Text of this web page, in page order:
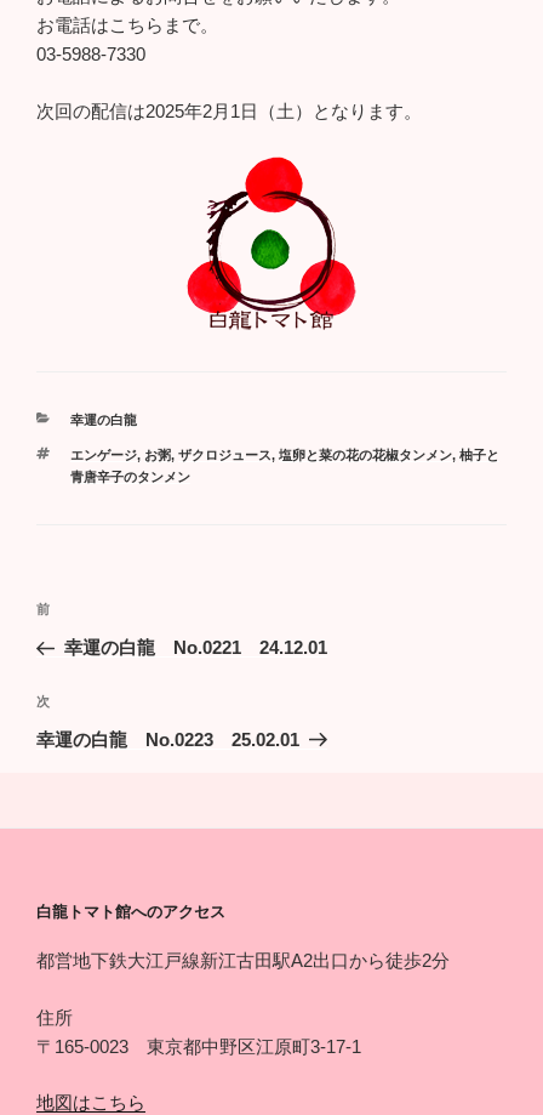
お電話はこちらまで。
03-5988-7330
次回の配信は2025年2月1日（土）となります。
カ
ゴ
リ
幸運の白龍
タ
グ
エンゲージ, お粥, ザクロジュース, 塩卵と菜の花の花椒タンメン, 柚子と
青唐辛子のタンメン
投
ナ
ビ
ゲ
ョ
過
去
投
稿
前
幸運の白龍 No.0221 24.12.01
次
の
次
幸運の白龍 No.0223 25.02.01
白龍トマト館へのアクセス
都営地下鉄大江戸線新江古田駅A2出口から徒歩2分
住所
〒165-0023 東京都中野区江原町3-17-1
地図はこちら